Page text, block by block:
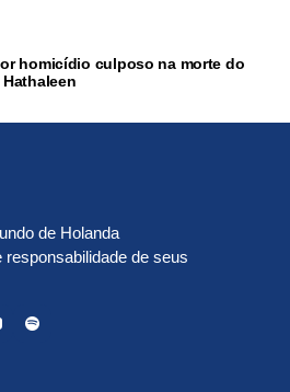
homicídio culposo na morte do
de Holanda
de seus